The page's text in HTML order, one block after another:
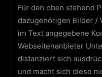
Für den oben stehend
dazugehörigen Bilder /
im Text angegebene
Webseitenanbieter
distanziert sich
und macht sich diese